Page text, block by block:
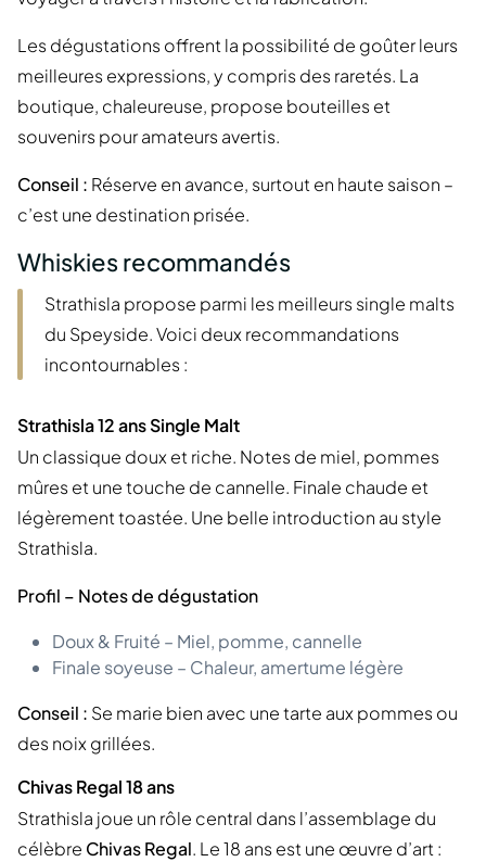
Les dégustations offrent la possibilité de goûter leurs
meilleures expressions, y compris des raretés. La
boutique, chaleureuse, propose bouteilles et
souvenirs pour amateurs avertis.
Conseil : Réserve en avance, surtout en haute saison –
c’est une destination prisée.
Whiskies recommandés
Strathisla propose parmi les meilleurs single malts
du Speyside. Voici deux recommandations
incontournables :
Strathisla 12 ans Single Malt
Un classique doux et riche. Notes de miel, pommes
mûres et une touche de cannelle. Finale chaude et
légèrement toastée. Une belle introduction au style
Strathisla.
Profil – Notes de dégustation
Doux & Fruité – Miel, pomme, cannelle
Finale soyeuse – Chaleur, amertume légère
Conseil : Se marie bien avec une tarte aux pommes ou
des noix grillées.
Chivas Regal 18 ans
Strathisla joue un rôle central dans l’assemblage du
célèbre Chivas Regal. Le 18 ans est une œuvre d’art :